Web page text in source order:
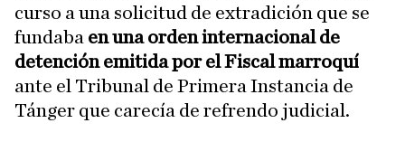
curso a una solicitud de extradición que se
fundaba en una orden internacional de
detención emitida por el Fiscal marroquí
ante el Tribunal de Primera Instancia de
Tánger que carecía de refrendo judicial.